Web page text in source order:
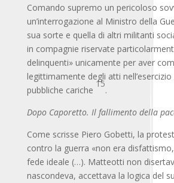
Comando supremo un pericoloso
un’interrogazione al Ministro della
sua sorte e quella di altri militanti
in compagnie riservate
delinquenti» unicamente per aver
legittimamente degli atti
pubbliche cariche
15
.
Dopo Caporetto. Il fallimento della
Come scrisse Piero Gobetti, la
contro la guerra «non era
fede ideale (…). Matteotti non
nascondeva, accettava la logica del